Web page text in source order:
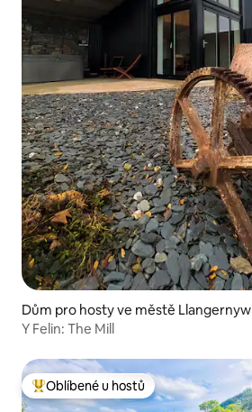
Dům pro hosty ve městě Llangernyw
Y Felin: The Mill
Nejlepší v kategorii Oblíbené u hostů
Oblíbené u hostů